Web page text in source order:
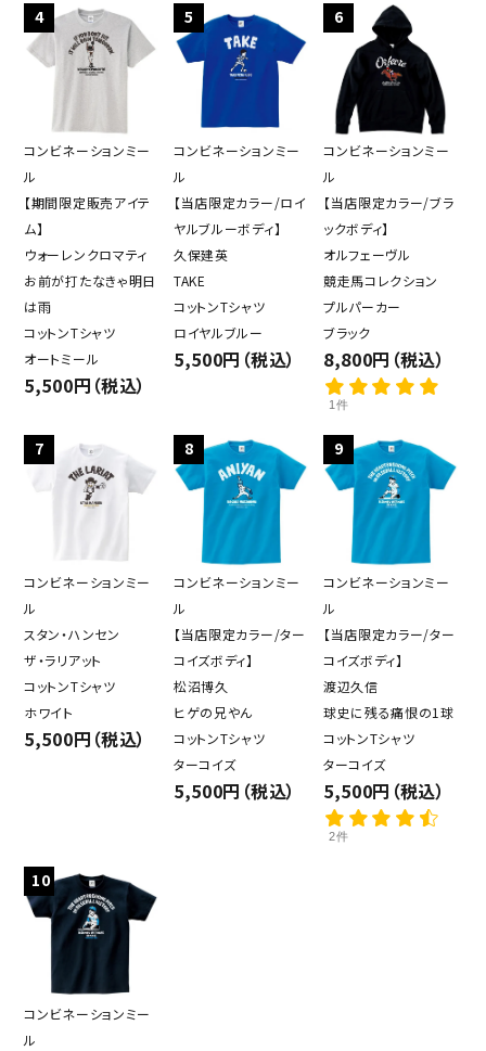
4
コンビネーションミー
ル
【期間限定販売アイテ
ム】
ウォーレンクロマティ
お前が打たなきゃ明日
は雨
コットンTシャツ
オートミール
5,500円（税込）
5
コンビネーションミー
ル
【当店限定カラー/ロイ
ヤルブルーボディ】
久保建英
TAKE
コットンTシャツ
ロイヤルブルー
5,500円（税込）
6
コンビネーションミー
ル
【当店限定カラー/ブラ
ックボディ】
オルフェーヴル
競走馬コレクション
プルパーカー
ブラック
8,800円（税込）
1件
7
コンビネーションミー
ル
スタン・ハンセン
ザ・ラリアット
コットンTシャツ
ホワイト
5,500円（税込）
8
コンビネーションミー
ル
【当店限定カラー/ター
コイズボディ】
松沼博久
ヒゲの兄やん
コットンTシャツ
ターコイズ
5,500円（税込）
9
コンビネーションミー
ル
【当店限定カラー/ター
コイズボディ】
渡辺久信
球史に残る痛恨の1球
コットンTシャツ
ターコイズ
5,500円（税込）
2件
10
コンビネーションミー
ル